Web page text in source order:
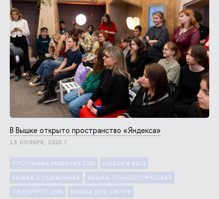
В Вышке открыто про­стран­ство «Яндекса»
13 НОЯБРЯ, 2025 Г.
ПРОГРАММА РАЗВИТИЯ 2030 НОВОЕ В ВШЭ
ВЫШКА СОЦИАЛЬНАЯ ВЫШКА ТЕХНОЛОГИЧЕСКАЯ
ПРИОРИТЕТ 2030 ВЫШКА ДЛЯ СВОИХ